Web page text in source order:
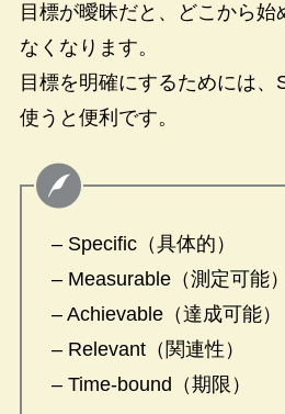
目標が曖昧だと、どこから始
なくなります。
目標を明確にするためには、
使うと便利です。
– Specific（具体的）
– Measurable（測定可能）
– Achievable（達成可能）
– Relevant（関連性）
– Time-bound（期限）